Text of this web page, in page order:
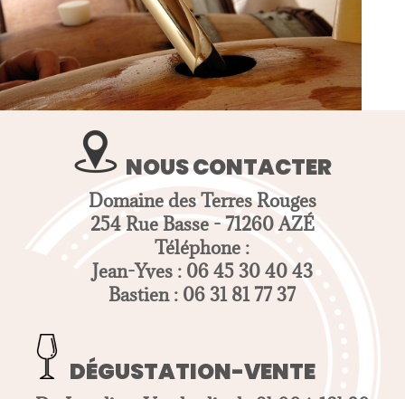
NOUS CONTACTER
Domaine des Terres Rouges
254 Rue Basse - 71260 AZÉ
Téléphone :
Jean-Yves : 06 45 30 40 43
Bastien : 06 31 81 77 37
DÉGUSTATION-VENTE